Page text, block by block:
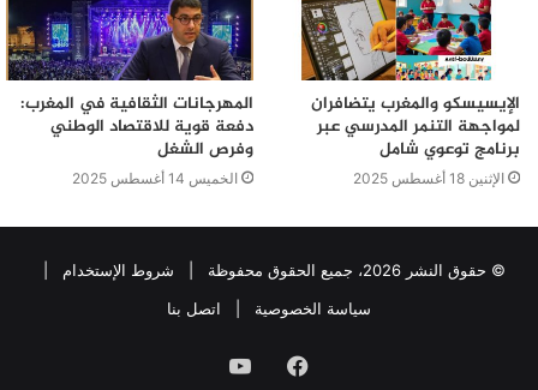
الإيسيسكو والمغرب يتضافران
لمواجهة التنمر المدرسي عبر
برنامج توعوي شامل
الإثنين 18 أغسطس 2025
المهرجانات الثقافية في المغرب:
دفعة قوية للاقتصاد الوطني
وفرص الشغل
الخميس 14 أغسطس 2025
© حقوق النشر 2026، جميع الحقوق محفوظة | شروط الإستخدام
سياسة الخصوصية
اتصل بنا
فيسبوكيوتيوب